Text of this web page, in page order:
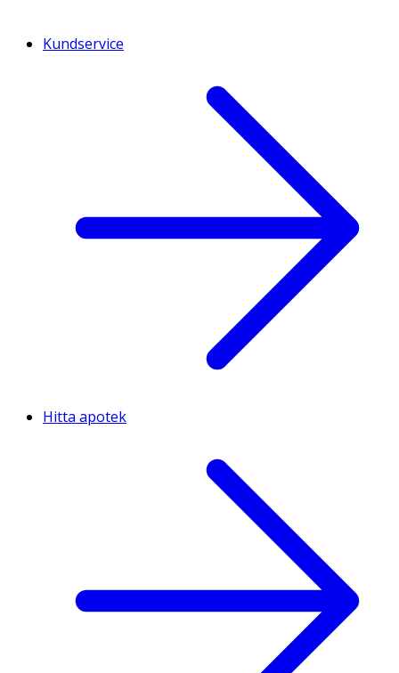
Kundservice
Hitta apotek